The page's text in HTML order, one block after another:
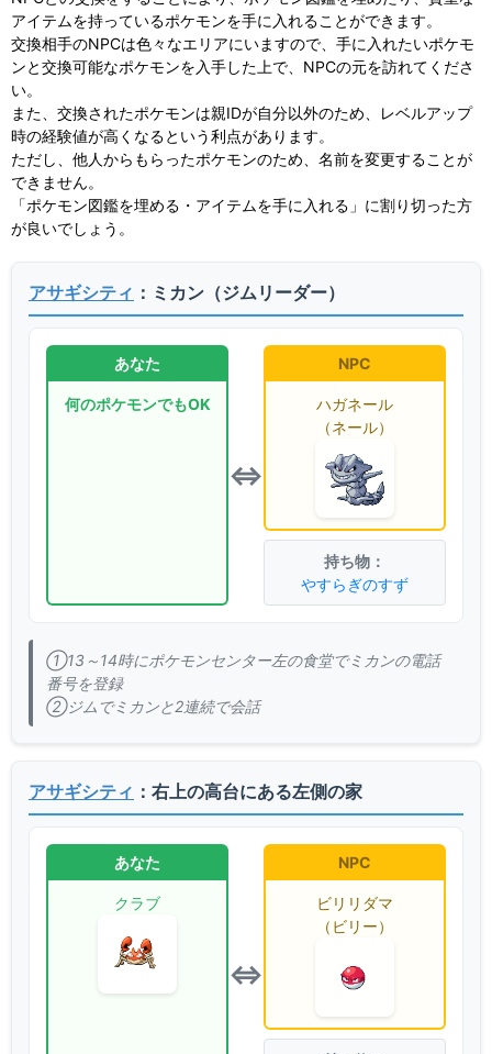
アイテムを持っているポケモンを手に入れることができます。
交換相手のNPCは色々なエリアにいますので、手に入れたいポケモ
ンと交換可能なポケモンを入手した上で、NPCの元を訪れてくださ
い。
また、交換されたポケモンは親IDが自分以外のため、レベルアップ
時の経験値が高くなるという利点があります。
ただし、他人からもらったポケモンのため、名前を変更することが
できません。
「ポケモン図鑑を埋める・アイテムを手に入れる」に割り切った方
が良いでしょう。
アサギシティ ：ミカン（ジムリーダー）
あなた
何のポケモンでもOK
⇔
NPC
ハガネール
（ネール）
やすらぎのすず
①13～14時にポケモンセンター左の食堂でミカンの電話
番号を登録
②ジムでミカンと2連続で会話
アサギシティ ：右上の高台にある左側の家
あなた
クラブ
⇔
NPC
ビリリダマ
（ビリー）